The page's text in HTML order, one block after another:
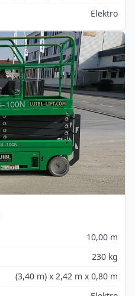
Elektro
10,00 m
230 kg
(3,40 m) x 2,42 m x 0,80 m